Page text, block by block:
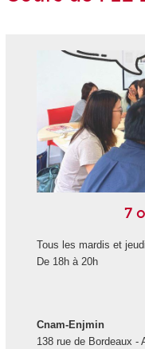
7
Tous les mardis et
De 18h à 20h
Cnam-Enjmin
138 rue de Bordeaux -